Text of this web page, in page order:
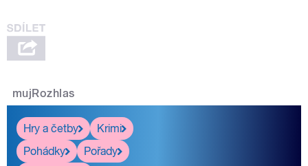
mujRozhlas
Hry a četby
Krimi
Pohádky
Pořady